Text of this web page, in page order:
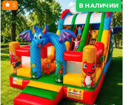
В НАЛИЧИИ
5